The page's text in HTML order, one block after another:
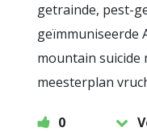
getrainde, pest-
geïmmuniseerde
mountain suicide
meesterplan
0